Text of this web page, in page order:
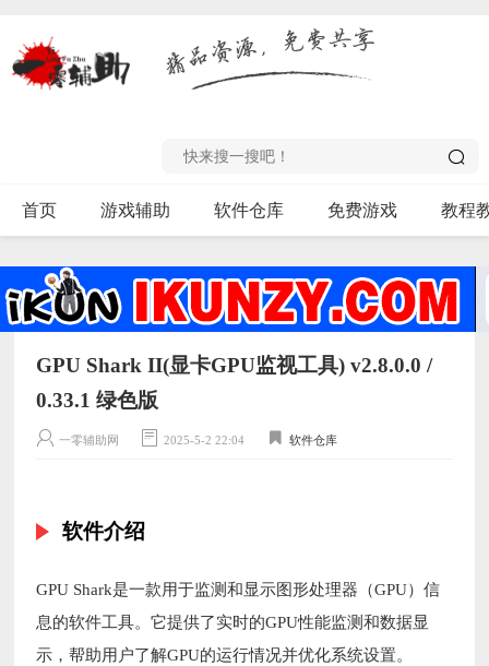
首页 游戏辅助 软件仓库 免费游戏 教程
GPU Shark II(显卡GPU监视工具) v2.8.0.0 /
0.33.1 绿色版
一零辅助网 2025-5-2 22:04 软件仓库
软件介绍
GPU Shark是一款用于监测和显示图形处理器（GPU）信
息的软件工具。它提供了实时的GPU性能监测和数据显
示，帮助用户了解GPU的运行情况并优化系统设置。